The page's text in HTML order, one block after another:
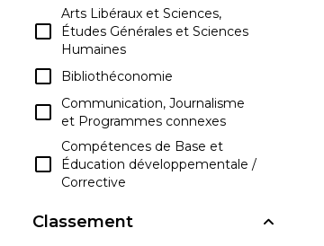
Arts Libéraux et Sciences,
Études Générales et Sciences
Humaines
Bibliothéconomie
Communication, Journalisme
et Programmes connexes
Compétences de Base et
Éducation développementale /
Corrective
Interpersonnelles et Sociales
Classement